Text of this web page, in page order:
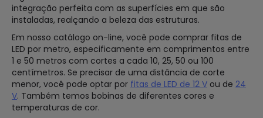
integração perfeita com as superfícies em que são
instaladas, realçando a beleza das estruturas.
Em nosso catálogo on-line, você pode comprar fitas de
LED por metro, especificamente em comprimentos entre
1 e 50 metros com cortes a cada 10, 25, 50 ou 100
centímetros. Se precisar de uma distância de corte
menor, você pode optar por fitas de LED de 12 V ou de 24
V. Também temos bobinas de diferentes cores e
temperaturas de cor.